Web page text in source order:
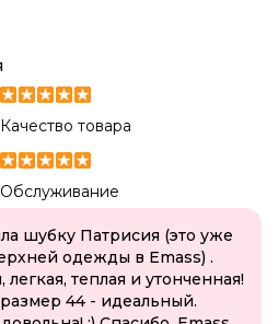
Качество товара
Обслуживание
шубку Патрисия (это уже
одежды в Emass) .
теплая и утонченная!
44 - идеальный.